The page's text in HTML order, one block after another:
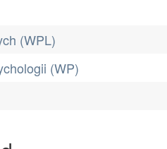
(WPL)
(WP)